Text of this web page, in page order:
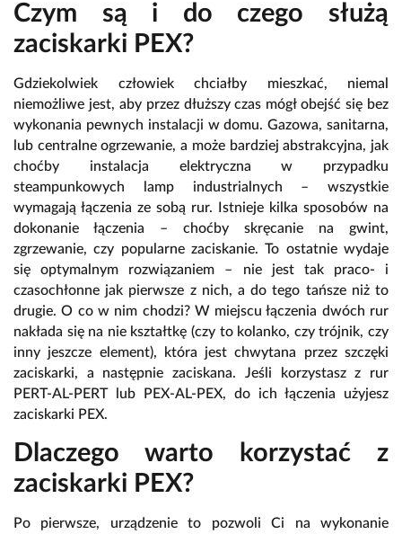
Czym są i do czego służą
zaciskarki PEX?
Gdziekolwiek człowiek chciałby mieszkać, niemal
niemożliwe jest, aby przez dłuższy czas mógł obejść się bez
wykonania pewnych instalacji w domu. Gazowa, sanitarna,
lub centralne ogrzewanie, a może bardziej abstrakcyjna, jak
choćby instalacja elektryczna w przypadku
steampunkowych lamp industrialnych – wszystkie
wymagają łączenia ze sobą rur. Istnieje kilka sposobów na
dokonanie łączenia – choćby skręcanie na gwint,
zgrzewanie, czy popularne zaciskanie. To ostatnie wydaje
się optymalnym rozwiązaniem – nie jest tak praco- i
czasochłonne jak pierwsze z nich, a do tego tańsze niż to
drugie. O co w nim chodzi? W miejscu łączenia dwóch rur
nakłada się na nie kształtkę (czy to kolanko, czy trójnik, czy
inny jeszcze element), która jest chwytana przez szczęki
zaciskarki, a następnie zaciskana. Jeśli korzystasz z rur
PERT-AL-PERT lub PEX-AL-PEX, do ich łączenia użyjesz
zaciskarki PEX.
Dlaczego warto korzystać z
zaciskarki PEX?
Po pierwsze, urządzenie to pozwoli Ci na wykonanie